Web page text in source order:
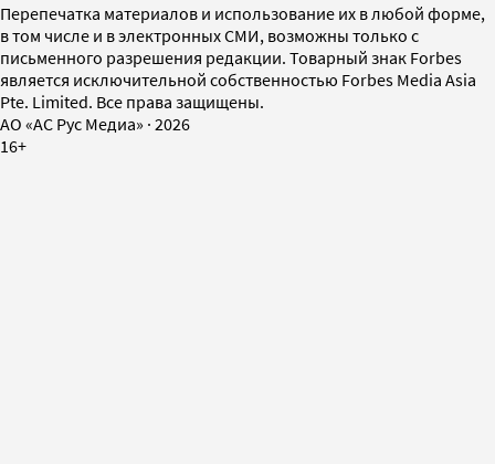
Перепечатка материалов и использование их в любой форме,
в том числе и в электронных СМИ, возможны только с
письменного разрешения редакции. Товарный знак Forbes
является исключительной собственностью Forbes Media Asia
Pte. Limited. Все права защищены.
AO «АС Рус Медиа» · 2026
16+